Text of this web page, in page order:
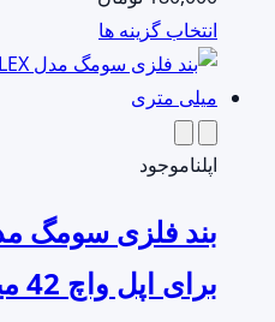
محصول
انتخاب گزینه ها
محصول
باشد.
گزینه
ها
اپلناموجود
برای اپل واچ 42 میلی متری